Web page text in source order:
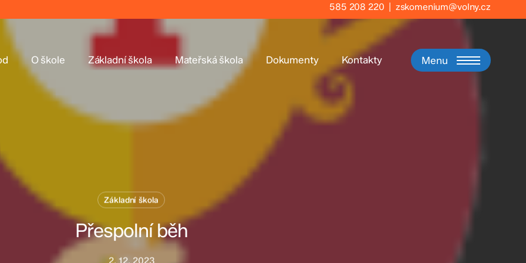
585 208 220 | zskomenium@volny.cz
O škole Základní škola Mateřská škola Dokumenty Kontakty Menu
Základní škola
Přespolní běh
2. 12. 2023